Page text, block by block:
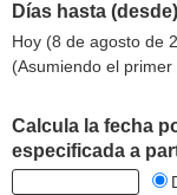
Días hasta
Hoy (8 de agosto de
(Asumiendo el
Calcula la fecha
especificada a